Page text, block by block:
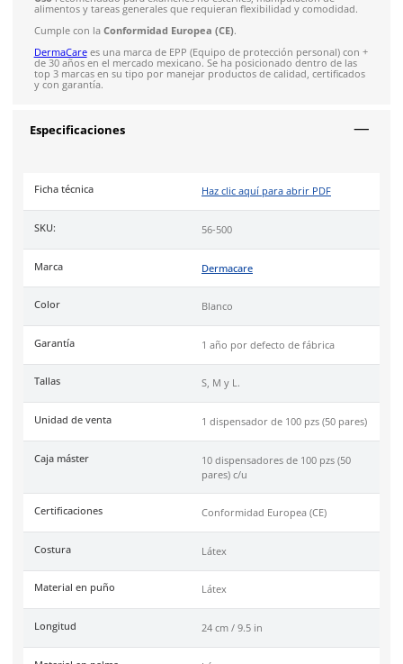
Su diseño de bajo polvo y su largo de 9.5 pulgadas con
asegura un ajuste adecuado y evita deslizamientos,
usuario mayor control y destreza en su uso. Gracias a su
más fresco que los guantes de vinil, lo que resulta en una
más cómoda durante períodos de uso prolongado.
Elguante de látex 56-500
opción para entornos donde la higiene y la seguridad son
como en el sector alimentario, médico y de limpieza.
Material: Látex natural de 4 milésimas de espesor.
Interior: Bajo en polvo para mayor comodidad.
Largo: 24 cm para un ajuste adecuado.
Diseño: Flexible, cómodo y fácil de usar.
Resistencia: Alta flexibilidad con una barrera de
Industrias
hospitalaria, alimentaria, limpieza.
recomendado para exámenes no estériles, manipulación
alimentos y tareas generales que requieran flexibilidad y
Cumple con la
Conformidad Europea (CE)
DermaCarees una marca de EPP (Equipo de protección
de 30 años en el mercado mexicano. Se ha posicionado
top 3 marcas en su tipo por manejar productos de calidad,
y con garantía.
Especificaciones
Ficha técnica
SKU: 56-500